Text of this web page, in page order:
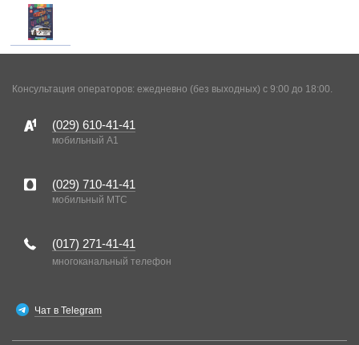
Консультация операторов: ежедневно (без выходных) с 9:00 до 18:00.
(029) 610-41-41
мобильный A1
(029) 710-41-41
мобильный MTC
(017) 271-41-41
многоканальный телефон
Чат в Telegram